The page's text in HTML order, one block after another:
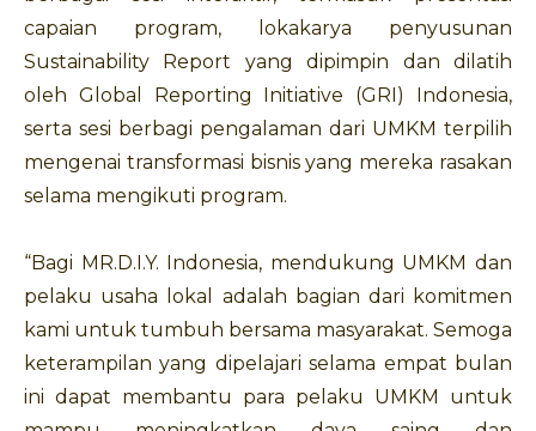
capaian program, lokakarya penyusunan
Sustainability Report yang dipimpin dan dilatih
oleh Global Reporting Initiative (GRI) Indonesia,
serta sesi berbagi pengalaman dari UMKM terpilih
mengenai transformasi bisnis yang mereka rasakan
selama mengikuti program.
“Bagi MR.D.I.Y. Indonesia, mendukung UMKM dan
pelaku usaha lokal adalah bagian dari komitmen
kami untuk tumbuh bersama masyarakat. Semoga
keterampilan yang dipelajari selama empat bulan
ini dapat membantu para pelaku UMKM untuk